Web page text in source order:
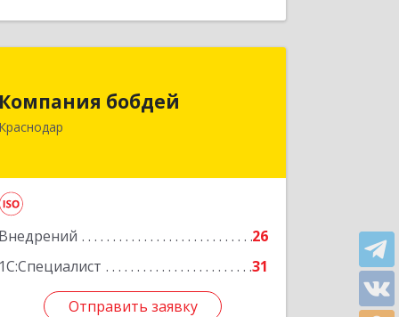
Компания бобдей
Краснодар
Внедрений
26
1С:Специалист
31
Отправить заявку
350010, Краснодарский край,
Краснодар г, Зиповская ул, дом № 5,
Отправить заявку